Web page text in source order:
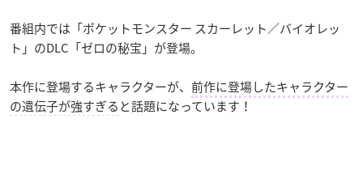
番組内では「ポケットモンスター スカーレット／バイオレッ
ト」のDLC「ゼロの秘宝」が登場。
本作に登場するキャラクターが、 前作に登場したキャラクター
の遺伝子が強すぎると話題になっています！